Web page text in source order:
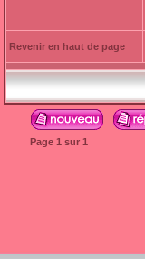
Revenir en haut de page
Page 1 sur 1